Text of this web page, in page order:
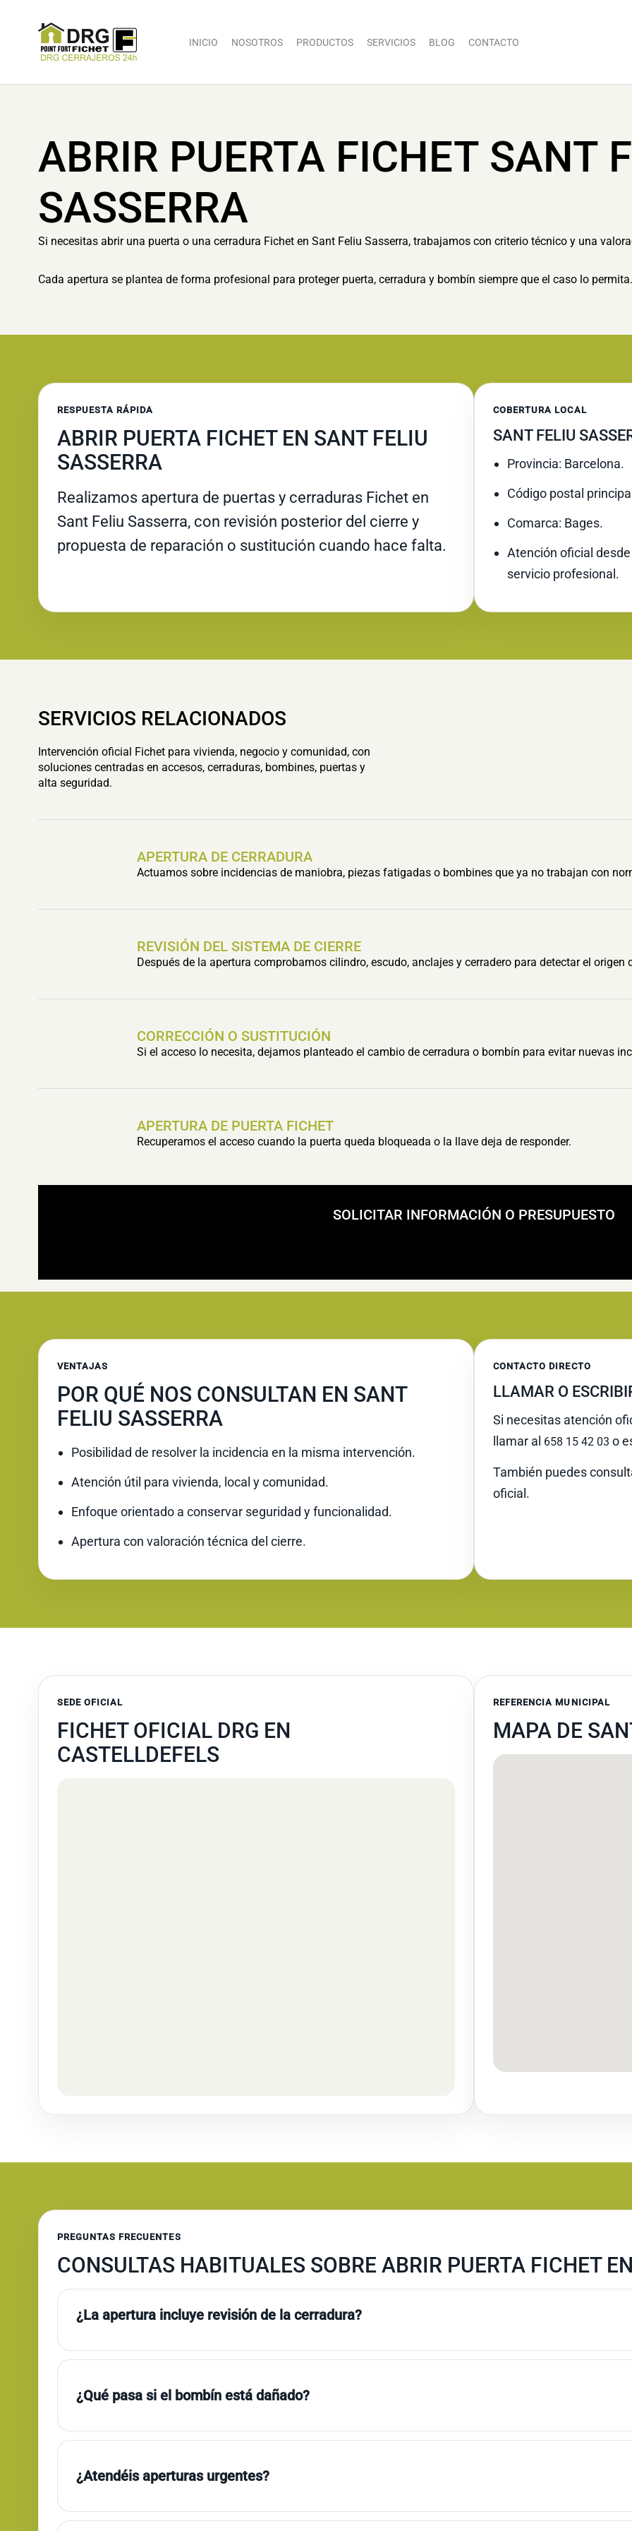
INICIO NOSOTROS PRODUCTOS SERVICIOS BLOG CONTACTO
ABRIR PUERTA FICHET SANT
SASSERRA
Si necesitas abrir una puerta o una cerradura Fichet en Sant Feliu Sasserra, trabajamos con criterio técnico y una
Cada apertura se plantea de forma profesional para proteger puerta, cerradura y bombín siempre que el caso lo permita.
RESPUESTA RÁPIDA
ABRIR PUERTA FICHET EN SANT FELIU
SASSERRA
Realizamos apertura de puertas y cerraduras Fichet en
Sant Feliu Sasserra, con revisión posterior del cierre y
propuesta de reparación o sustitución cuando hace falta.
COBERTURA LOCAL
SANT FELIU
Provincia: Barcelona.
Código postal
Comarca: Bages.
Atención oficial
servicio profesional.
SERVICIOS RELACIONADOS
Intervención oficial Fichet para vivienda, negocio y comunidad, con
soluciones centradas en accesos, cerraduras, bombines, puertas y
alta seguridad.
APERTURA DE CERRADURA
Actuamos sobre incidencias de maniobra, piezas fatigadas o bombines que ya no trabajan con
REVISIÓN DEL SISTEMA DE CIERRE
Después de la apertura comprobamos cilindro, escudo, anclajes y cerradero para detectar el origen
CORRECCIÓN O SUSTITUCIÓN
Si el acceso lo necesita, dejamos planteado el cambio de cerradura o bombín para evitar nuevas
APERTURA DE PUERTA FICHET
Recuperamos el acceso cuando la puerta queda bloqueada o la llave deja de responder.
SOLICITAR INFORMACIÓN O PRESUPUESTO
VENTAJAS
POR QUÉ NOS CONSULTAN EN SANT
FELIU SASSERRA
Posibilidad de resolver la incidencia en la misma intervención.
Atención útil para vivienda, local y comunidad.
Enfoque orientado a conservar seguridad y funcionalidad.
Apertura con valoración técnica del cierre.
CONTACTO DIRECTO
LLAMAR O
Si necesitas atención
llamar al 658 15 42 03 o
También puedes
oficial.
SEDE OFICIAL
FICHET OFICIAL DRG EN
CASTELLDEFELS
REFERENCIA MUNICIPAL
MAPA DE
PREGUNTAS FRECUENTES
CONSULTAS HABITUALES SOBRE ABRIR PUERTA FICHET
¿La apertura incluye revisión de la cerradura?
¿Qué pasa si el bombín está dañado?
¿Atendéis aperturas urgentes?